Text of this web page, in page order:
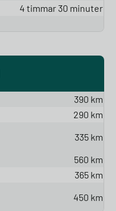
4 timmar 30 minuter
390 km
290 km
335 km
560 km
365 km
450 km